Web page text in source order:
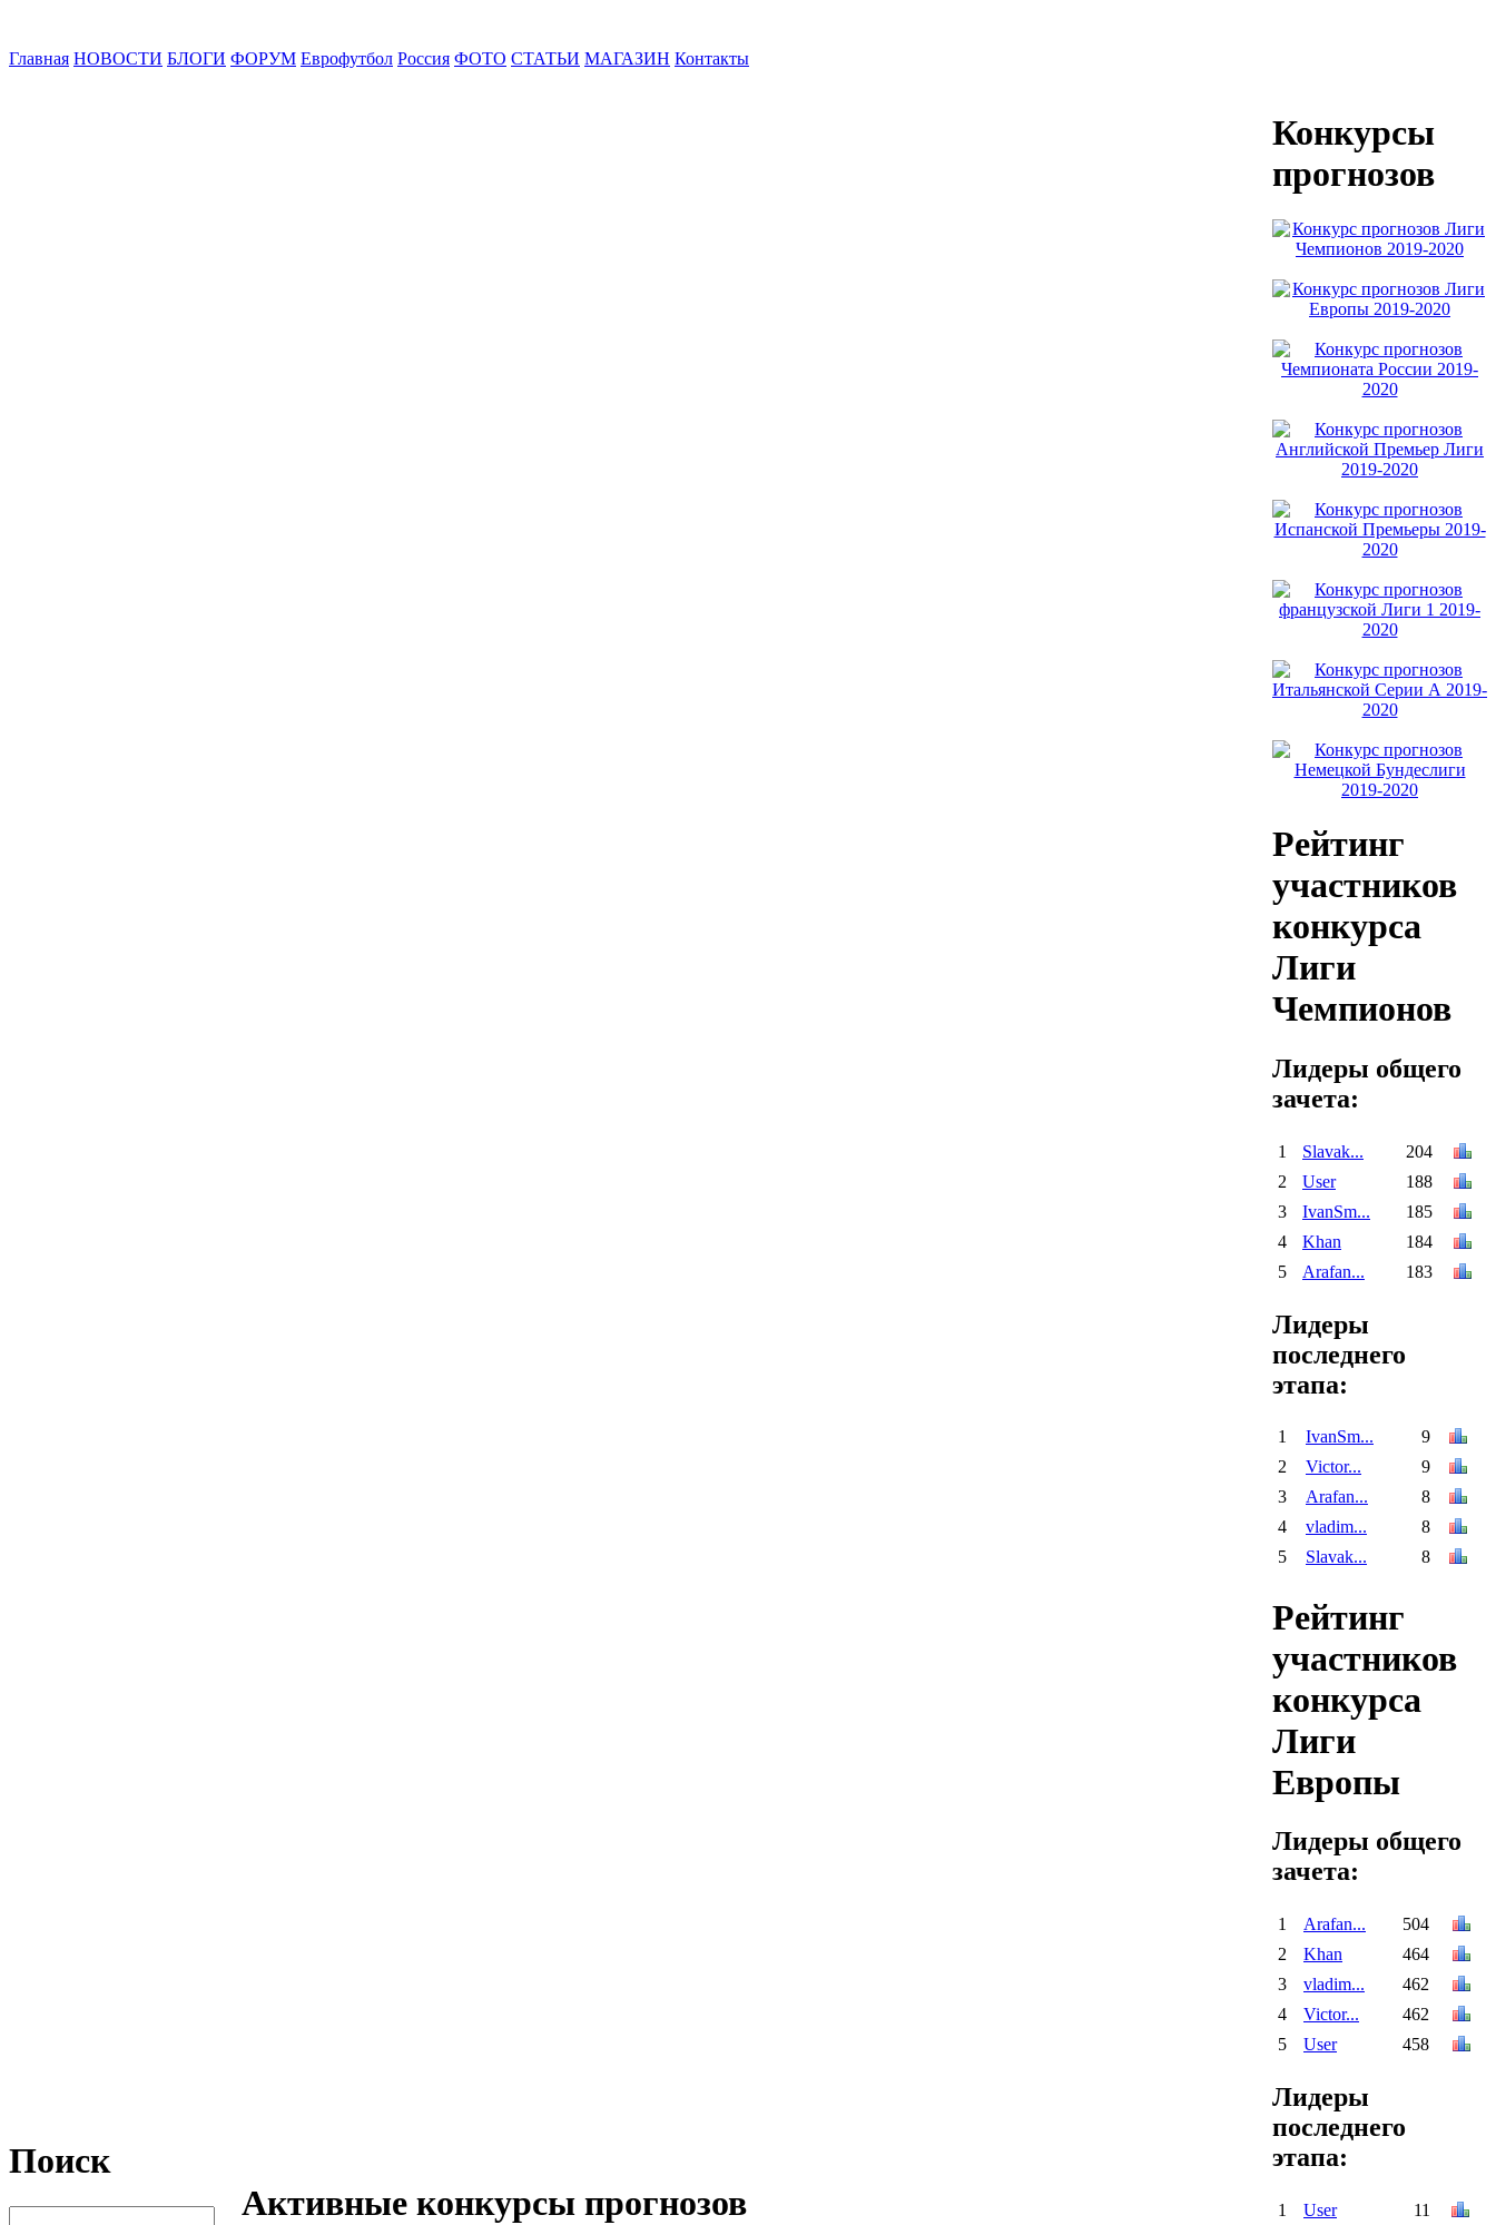
Главная НОВОСТИ БЛОГИ ФОРУМ Еврофутбол Россия ФОТО СТАТЬИ МАГАЗИН Контакты
Поиск
Активные конкурсы прогнозов
Конкурсы
прогнозов
Рейтинг
участников
конкурса
Лиги
Чемпионов
Лидеры общего
зачета:
1 Slavak...
204
2
User
188
3
IvanSm...
185
4
Khan
184
5
Arafan... 183
Лидеры
последнего
этапа:
1 IvanSm...
9
2
Victor...
9
3
Arafan...
8
4
vladim...
8
5
Slavak... 8
Рейтинг
участников
конкурса
Лиги
Европы
Лидеры общего
зачета:
1 Arafan...
504
2
Khan
464
3
vladim...
462
4
Victor...
462
5
User 458
Лидеры
последнего
этапа:
1 User
11